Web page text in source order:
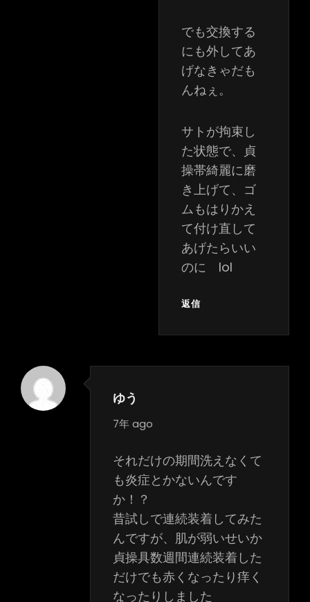
でも交換する
にも外してあ
げなきゃだも
んねぇ。
サトが拘束し
た状態で、貞
操帯綺麗に磨
き上げて、ゴ
ムもはりかえ
て付け直して
あげたらいい
のに lol
返信
ゆう
says:
7年 ago
それだけの期間洗えなくて
も炎症とかないんです
か！？
昔試しで連続装着してみた
んですが、肌が弱いせいか
貞操具数週間連続装着した
だけでも赤くなったり痒く
なったりしました